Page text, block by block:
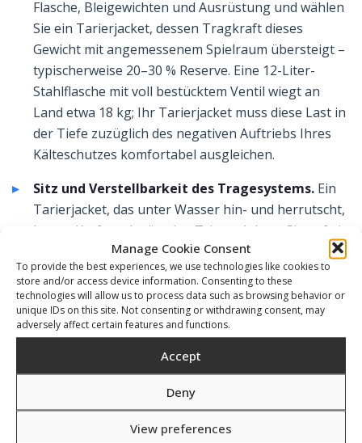
Manage Cookie Consent
To provide the best experiences, we use technologies like cookies to
store and/or access device information. Consenting to these
technologies will allow us to process data such as browsing behavior or
unique IDs on this site. Not consenting or withdrawing consent, may
adversely affect certain features and functions.
Accept
Deny
View preferences
Flasche, Bleigewichten und Ausrüstung und wählen
Sie ein Tarierjacket, dessen Tragkraft dieses
Gewicht mit angemessenem Spielraum übersteigt –
typischerweise 20–30 % Reserve. Eine 12-Liter-
Stahlflasche mit voll bestücktem Ventil wiegt an
Land etwa 18 kg; Ihr Tarierjacket muss diese Last in
der Tiefe zuzüglich des negativen Auftriebs Ihres
Kälteschutzes komfortabel ausgleichen.
Sitz und Verstellbarkeit des Tragesystems.Ein
Tarierjacket, das unter Wasser hin- und herrutscht,
kostet Kraft und stört den Trimm. Achten Sie auf ein
Tragesystem mit unabhängig einstellbaren
Schulter-, Brust- und Bauchgurten. Bei modularen
Aufbauten ermöglicht das Harness DIR auf
Kunststoff-Backplate eine durchgehende
Gurtbandführung – das Tragesystem lässt sich
damit nahezu auf jede Körpergröße einstellen,
ohne Komponenten zu tauschen.
Anzahl und Anordnung der Auslassventile.Mehr
Auslasspunkte bedeuten eine bessere Kontrolle